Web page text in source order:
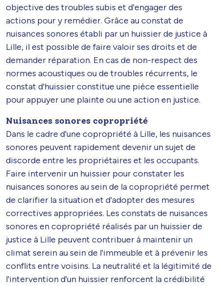
objective des troubles subis et d'engager des
actions pour y remédier. Grâce au constat de
nuisances sonores établi par un huissier de justice à
Lille, il est possible de faire valoir ses droits et de
demander réparation. En cas de non-respect des
normes acoustiques ou de troubles récurrents, le
constat d'huissier constitue une pièce essentielle
pour appuyer une plainte ou une action en justice.
Nuisances sonores copropriété
Dans le cadre d'une copropriété à Lille, les nuisances
sonores peuvent rapidement devenir un sujet de
discorde entre les propriétaires et les occupants.
Faire intervenir un huissier pour constater les
nuisances sonores au sein de la copropriété permet
de clarifier la situation et d'adopter des mesures
correctives appropriées. Les constats de nuisances
sonores en copropriété réalisés par un huissier de
justice à Lille peuvent contribuer à maintenir un
climat serein au sein de l'immeuble et à prévenir les
conflits entre voisins. La neutralité et la légitimité de
l'intervention d'un huissier renforcent la crédibilité